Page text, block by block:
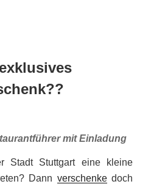
mit Einladung
Stadt Stuttgart eine kleine
Dann verschenkedoch